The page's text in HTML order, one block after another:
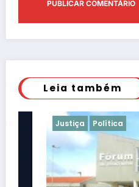
Leia também
Justiça Política